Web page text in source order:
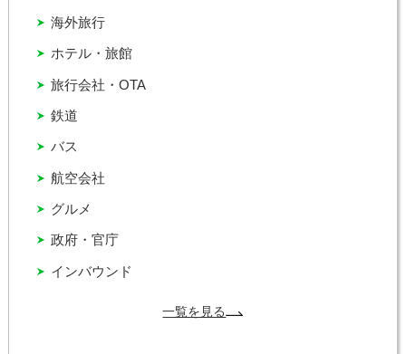
インバウンド
グルメ
バス
ホテル・旅館
政府・官庁
旅行会社・OTA
海外旅行
航空会社
鉄道
一覧を見る